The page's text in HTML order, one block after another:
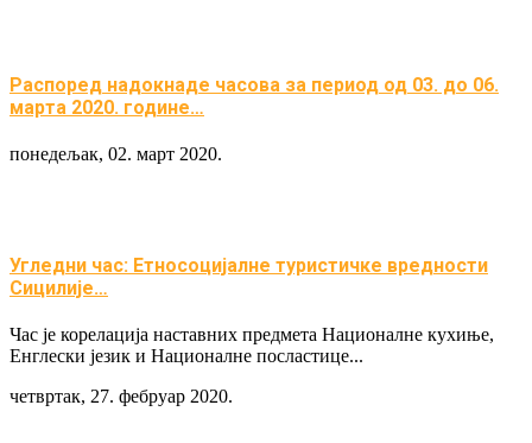
Распоред надокнаде часова за период од 03. до 06.
марта 2020. године…
понедељак, 02. март 2020.
Угледни час: Етносоцијалне туристичке вредности
Сицилије…
Час је корелација наставних предмета Националне кухиње,
Енглески језик и Националне посластице...
четвртак, 27. фебруар 2020.